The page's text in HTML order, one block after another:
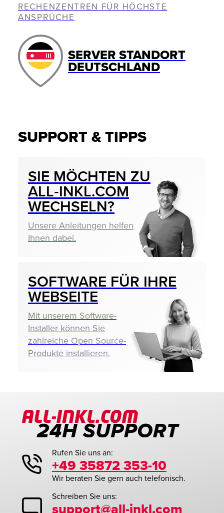
RECHENZENTREN FÜR HÖCHSTE
ANSPRÜCHE
SERVER STANDORT
DEUTSCHLAND
SUPPORT & TIPPS
SIE MÖCHTEN ZU
ALL‑INKL.COM
WECHSELN?
Unsere Anleitungen helfen
Ihnen dabei.
SOFTWARE FÜR IHRE
WEBSEITE
Mit unserem Software-
Installer können Sie
zahlreiche Open Source-
Produkte installieren.
Rufen Sie uns an:
+49 35872 353-10
Wir beraten Sie gern auch telefonisch.
Schreiben Sie uns:
support@all-inkl.com